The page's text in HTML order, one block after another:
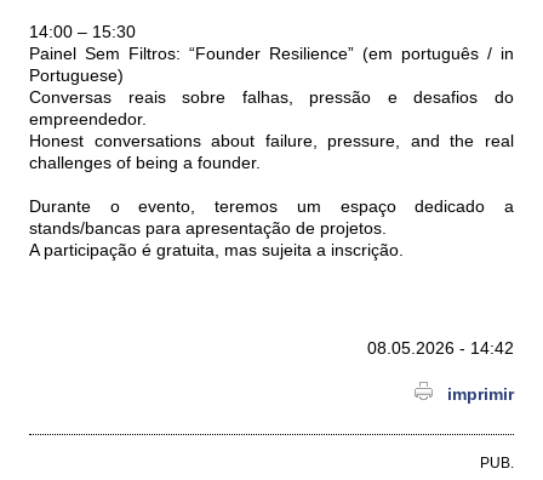
14:00 – 15:30
Painel Sem Filtros: “Founder Resilience” (em português / in
Portuguese)
Conversas reais sobre falhas, pressão e desafios do
empreendedor.
Honest conversations about failure, pressure, and the real
challenges of being a founder.
Durante o evento, teremos um espaço dedicado a
stands/bancas para apresentação de projetos.
A participação é gratuita, mas sujeita a inscrição.
08.05.2026 - 14:42
imprimir
PUB.